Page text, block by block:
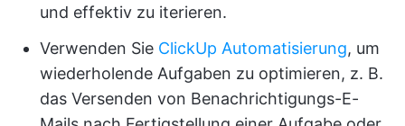
und effektiv zu iterieren.
Verwenden Sie ClickUp Automatisierung, um
wiederholende Aufgaben zu optimieren, z. B.
das Versenden von Benachrichtigungs-E-